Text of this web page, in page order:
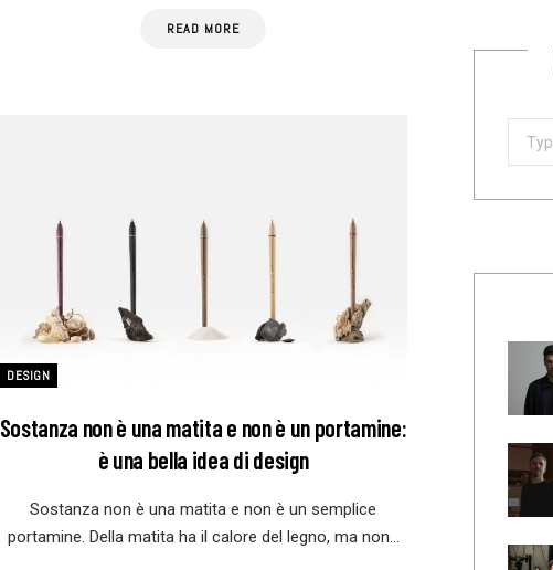
READ MORE
DESIGN
Sostanza non è una matita e non è un portamine:
è una bella idea di design
Sostanza non è una matita e non è un semplice
portamine. Della matita ha il calore del legno, ma non…